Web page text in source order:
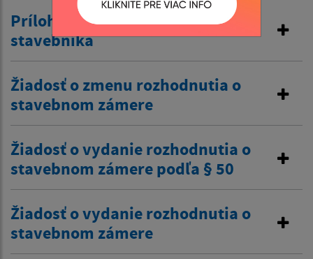
Príloha č. 1 identifikačné údaje
stavebníka
Žiadosť o zmenu rozhodnutia o
stavebnom zámere
Žiadosť o vydanie rozhodnutia o
stavebnom zámere podľa § 50
Žiadosť o vydanie rozhodnutia o
stavebnom zámere